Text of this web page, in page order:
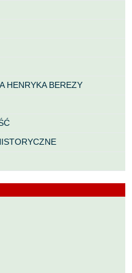
HENRYKA BEREZY